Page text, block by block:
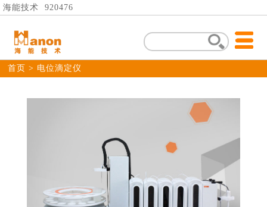
海能技术 920476
首页 > 电位滴定仪